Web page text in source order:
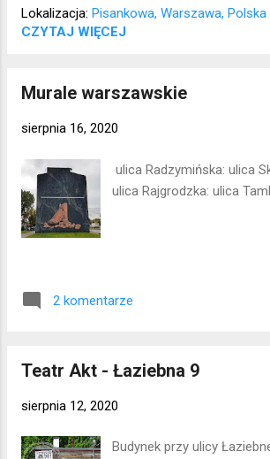
się prowizoryczny
bezdomnych (stał tam
Lokalizacja: Białołęka
Lokalizacja: Pisankowa, Warszawa, Polska
CZYTAJ WIĘCEJ
Murale warszawskie
sierpnia 16, 2020
ulica Radzymińska: ulica
ulica Rajgrodzka: ulica
2 komentarze
Teatr Akt - Łaziebna 9
sierpnia 12, 2020
Budynek przy ulicy